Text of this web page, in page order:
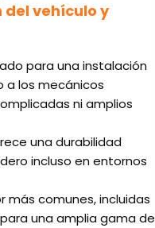
vehículo y
para una instalación
a los mecánicos
ni amplios
una durabilidad
incluso en entornos
comunes, incluidas
una amplia gama de